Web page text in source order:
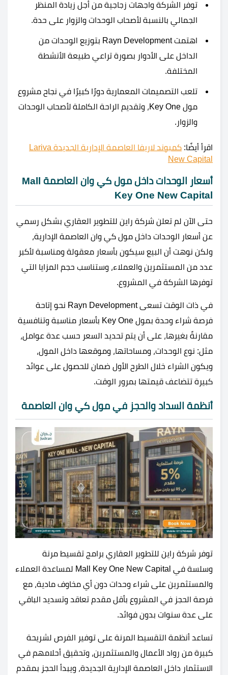
توفر الشركة واجهات زجاجية من أجل زيادة المنظر
الجمالي بالنسبة لأصحاب الوحدات والزوار على حدة.
اهتمت Rayn Development بتوزيع الوحدات من
الداخل على الأدوار بصورة تراعي طبيعة الأنشطة
المختلفة.
تلعب التصميمات المعمارية دورًا كبيرًا في نجاح مشروع
مول Key One، وتقديم الراحة الكاملة لأصحاب الوحدات
والزوار.
اقرأ أيضًا:
كمبوند لاريفا العاصمة الإدارية الجديدة Lariva
New Capital
أسعار الوحدات داخل مول كي وان العاصمة Mall
Key One New Capital
حتى الآن لم تعلن شركة راين للتطوير العقاري بشكل رسمي
عن أسعار الوحدات داخل مول كي وان العاصمة الإدارية،
ولكن نوهت أن البيع سيكون بأسعار معقولة ومناسبة لأكبر
عدد من المستثمرين والعملاء، وستناسب حجم المزايا التي
توفرها الشركة في المشروع.
في ذات الوقت تسعى Rayn Development نحو إتاحة
فرصة شراء وحدة بمول Key One بأسعار مناسبة وتنافسية
مقارنةً بغيرها، على أن يتم تحديد السعر حسب عدة عوامل،
مثل: نوع الوحدات، ومساحاتها، وموقعها داخل المول،
ويكون الشراء خلال الطرح الأول ضمان للحصول على عوائد
كبيرة تتضاعف قيمتها بمرور الوقت.
أنظمة السداد والحجز في مول كي وان العاصمة
توفر شركة راين للتطوير العقاري برامج تقسيط مرنة
وسلسة في Mall Key One New Capital لمساعدة العملاء
والمستثمرين على شراء وحدات دون أي مخاوف مادية، مع
فرصة الحجز في المشروع بأقل مقدم تعاقد وتسديد الباقي
على عدة سنوات بدون فوائد.
تساعد أنظمة التقسيط المرنة على توفير الفرص لشريحة
كبيرة من رواد الأعمال والمستثمرين، وتحقيق أحلامهم في
الاستثمار داخل العاصمة الإدارية الجديدة، ويبدأ الحجز بمقدم